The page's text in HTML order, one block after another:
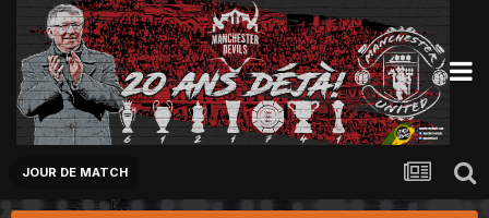
JOUR DE MATCH